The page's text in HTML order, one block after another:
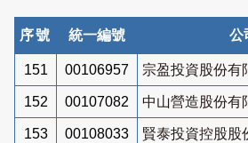
序號 統一編號 公
151 00106957 宗盈投資股份有
152 00107082 中山營造股份有
153 00108033 賢泰投資控股股